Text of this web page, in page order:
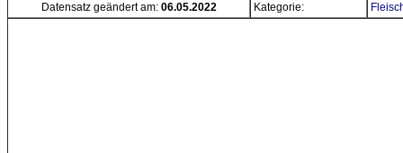
Datensatz geändert am: 06.05.2022 Kategorie: